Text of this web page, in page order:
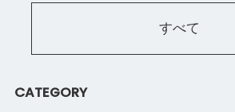
すべて
CATEGORY